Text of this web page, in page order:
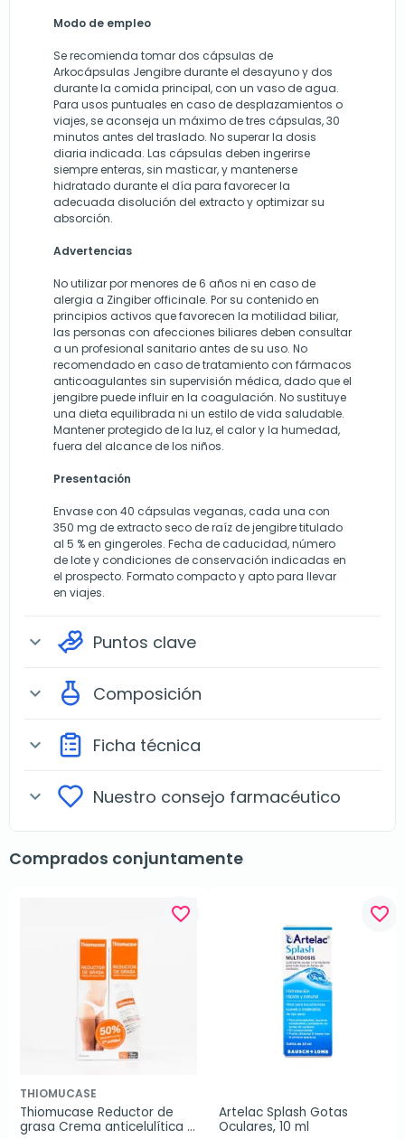
Modo de empleo
Se recomienda tomar dos cápsulas de
Arkocápsulas Jengibre durante el desayuno y dos
durante la comida principal, con un vaso de agua.
Para usos puntuales en caso de desplazamientos o
viajes, se aconseja un máximo de tres cápsulas, 30
minutos antes del traslado. No superar la dosis
diaria indicada. Las cápsulas deben ingerirse
siempre enteras, sin masticar, y mantenerse
hidratado durante el día para favorecer la
adecuada disolución del extracto y optimizar su
absorción.
Advertencias
No utilizar por menores de 6 años ni en caso de
alergia a Zingiber officinale. Por su contenido en
principios activos que favorecen la motilidad biliar,
las personas con afecciones biliares deben consultar
a un profesional sanitario antes de su uso. No
recomendado en caso de tratamiento con fármacos
anticoagulantes sin supervisión médica, dado que el
jengibre puede influir en la coagulación. No sustituye
una dieta equilibrada ni un estilo de vida saludable.
Mantener protegido de la luz, el calor y la humedad,
fuera del alcance de los niños.
Presentación
Envase con 40 cápsulas veganas, cada una con
350 mg de extracto seco de raíz de jengibre titulado
al 5 % en gingeroles. Fecha de caducidad, número
de lote y condiciones de conservación indicadas en
el prospecto. Formato compacto y apto para llevar
en viajes.
expand_more Puntos clave
expand_more Composición
expand_more Ficha técnica
expand_more Nuestro consejo farmacéutico
Comprados conjuntamente
favorite_border
THIOMUCASE
Thiomucase Reductor de
grasa Crema anticelulítica
favorite_border
Artelac Splash Gotas
Oculares, 10 ml